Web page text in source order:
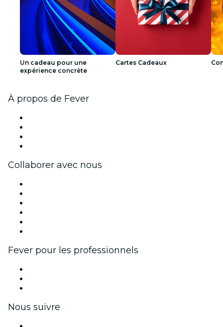
Un cadeau pour une
expérience concrète
Cartes Cadeaux
À propos de Fever
Collaborer avec nous
Fever pour les professionnels
Nous suivre